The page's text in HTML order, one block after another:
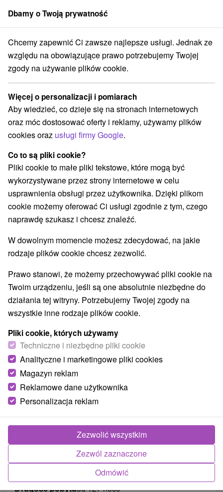
członek grupySorger
Ciesz się atmosferą wakacji i nabierz nowej energii w sercu Tatr
Ciesz się atmosferą wakacji i
nabierz nowej energii w sercu Tatr
Oferta wygasła! Wybierz poniżej z aktualnych ofert.
Grand Hotel Bellevue★★★★Górny Smokowiec
Horný Smokovec
Przejdź do lokalizacji
9,1 doskonały·371 recenzji
Zdjęcia od klientów+6
Długość pobytuod 127 noce
Dbamy o Twoją prywatność
Chcemy zapewnić Ci zawsze najlepsze usługi. Jednak ze
względu na obowiązujące prawo potrzebujemy Twojej
zgody na używanie plików cookie.
Więcej o personalizacji i pomiarach
Aby wiedzieć, co dzieje się na stronach internetowych
oraz móc dostosować oferty i reklamy, używamy plików
cookies oraz usługi firmy Google.
Co to są pliki cookie?
Pliki cookie to małe pliki tekstowe, które mogą być
wykorzystywane przez strony internetowe w celu
usprawnienia obsługi przez użytkownika. Dzięki plikom
cookie możemy oferować Ci usługi zgodnie z tym, czego
naprawdę szukasz i chcesz znaleźć.
W dowolnym momencie możesz zdecydować, na jakie
rodzaje plików cookie chcesz zezwolić.
Prawo stanowi, że możemy przechowywać pliki cookie na
Twoim urządzeniu, jeśli są one absolutnie niezbędne do
działania tej witryny. Potrzebujemy Twojej zgody na
wszystkie inne rodzaje plików cookie.
Pliki cookie, których używamy
Techniczne i niezbędne pliki cookie
Analityczne i marketingowe pliki cookies
Magazyn reklam
Reklamowe dane użytkownika
Personalizacja reklam
Odmówić
Zezwól zaznaczone
Zezwolić wszystkim